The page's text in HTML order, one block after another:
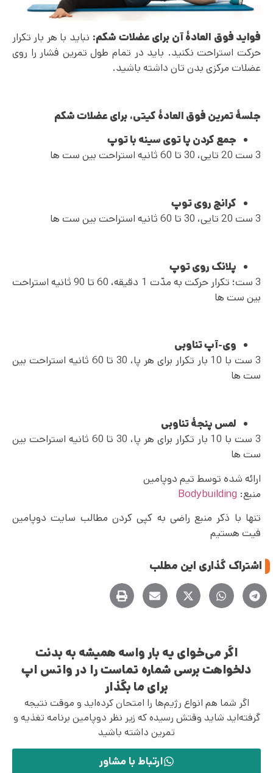
فواید فوق العادۀ آن برای عضلات شکم: نباید با هر بار تکرار
حرکت استراحت نکنید. باید در تمام طول تمرین فشار را روی
عضلات مرکزی بدن تان داشته باشید.
جلسۀ‌ تمرین فوق العادۀ کیتی، برای عضلات شکم
جمع کردن پا توی سینه با توپ
3 ست 20 تایی، 30 تا 60 ثانیه استراحت بین ست ها
کرانچ روی توپ
3 ست 20 تایی، 30 تا 60 ثانیه استراحت بین ست ها
پلانک روی توپ
3 ست؛ تکرار حرکت به مدّت 1 دقیقه، 60 تا 90 ثانیه استراحت
بین ست ها
وی-آپ تناوبی
3 ست با 10 بار تکرار برای هر پا، 30 تا 60 ثانیه استراحت بین
ست ها
لمس پنجۀ تناوبی
3 ست با 10 بار تکرار برای هر پا، 30 تا 60 ثانیه استراحت بین
ست ها
ارائه شده توسط تیم دوپامین
منبع: Bodybuilding
تنها با ذکر منبع راضی به کپی کردن مطالب سایت دوپامین
فیت هستیم
اشتراک گذاری این مطلب
اگر می‌خوای یه بار واسه همیشه به بدنت
دلخواهت برسی شماره تماست را در واتس اپ
برای ما بگذار
اگر شما هم انواع رژیم‌ها را امتحان کرده‌اید و موقت نتیجه
گرفته‌اید شاید وقتش رسیده که زیر نظر دوپامین برنامه تغذیه و
تمرین داشته باشید
ارتباط با مشاور